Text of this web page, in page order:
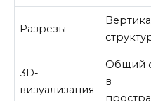
Разрезы
3D-
визуализация
Общий
в